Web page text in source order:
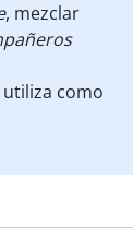
, mezclar
como